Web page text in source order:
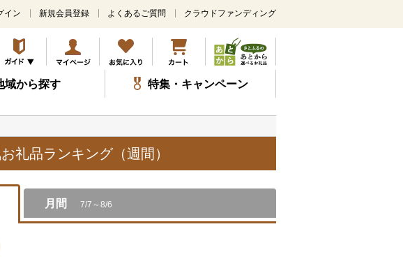
メ
ン
コ
ン
テ
ツ
キ
ッ
プ
イン 新規会員登録 よくあるご質問 クラウドファンディング
域から探す 特集・キャンペーン
礼品ランキング（週間）
月間 7/7～8/6